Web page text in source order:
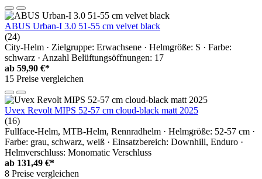
ABUS Urban-I 3.0 51-55 cm velvet black
(24)
City-Helm · Zielgruppe: Erwachsene · Helmgröße: S · Farbe:
schwarz · Anzahl Belüftungsöffnungen: 17
ab 59,90 €*
15 Preise vergleichen
Uvex Revolt MIPS 52-57 cm cloud-black matt 2025
(16)
Fullface-Helm, MTB-Helm, Rennradhelm · Helmgröße: 52-57 cm ·
Farbe: grau, schwarz, weiß · Einsatzbereich: Downhill, Enduro ·
Helmverschluss: Monomatic Verschluss
ab 131,49 €*
8 Preise vergleichen